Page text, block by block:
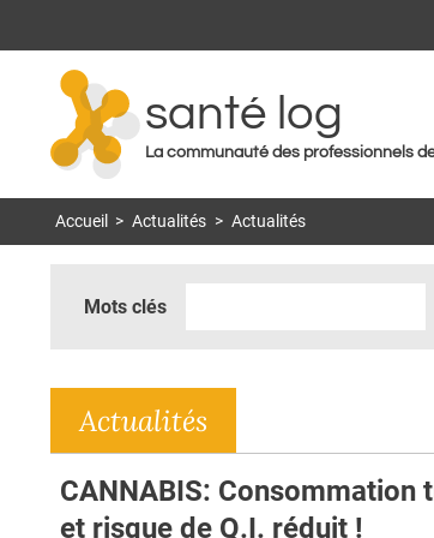
santé log
La communauté des professionnels
Accueil > Actualités > Actualités
Mots clés
Actualités
CANNABIS: Consommation
et risque de Q.I. réduit !